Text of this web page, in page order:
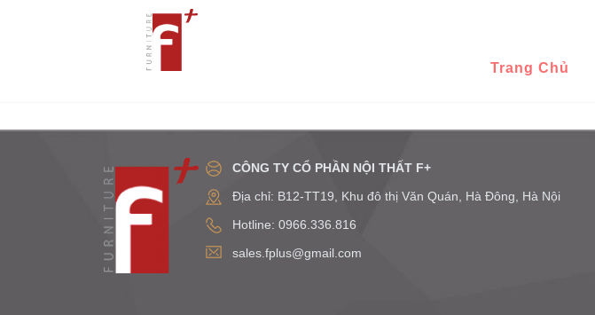
Trang Chủ
CÔNG TY CỔ PHẦN NỘI THẤT F+
Địa chỉ: B12-TT19, Khu đô thị Văn Quán, Hà Đông, Hà Nội
Hotline: 0966.336.816
sales.fplus@gmail.com